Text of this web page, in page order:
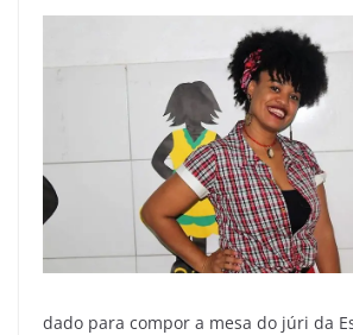
dado para compor a mesa do júri da